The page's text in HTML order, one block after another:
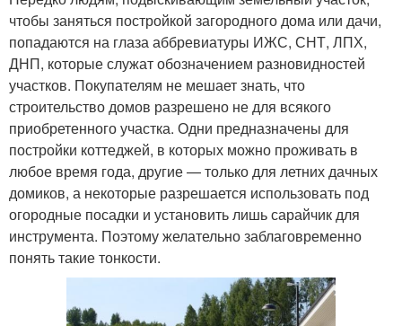
чтобы заняться постройкой загородного дома или дачи,
попадаются на глаза аббревиатуры ИЖС, СНТ, ЛПХ,
ДНП, которые служат обозначением разновидностей
участков. Покупателям не мешает знать, что
строительство домов разрешено не для всякого
приобретенного участка. Одни предназначены для
постройки коттеджей, в которых можно проживать в
любое время года, другие — только для летних дачных
домиков, а некоторые разрешается использовать под
огородные посадки и установить лишь сарайчик для
инструмента. Поэтому желательно заблаговременно
понять такие тонкости.